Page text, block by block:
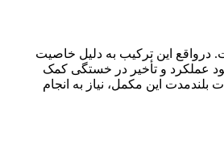
درواقع این ترکیب به ‌دلیل خاصیت
عملکرد و تأخیر در خستگی کمک
این مکمل، نیاز به انجام